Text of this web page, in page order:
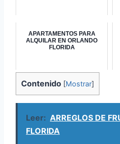
APARTAMENTOS PARA
ALQUILAR EN ORLANDO
FLORIDA
Contenido [Mostrar]
Leer: ARREGLOS DE
FLORIDA